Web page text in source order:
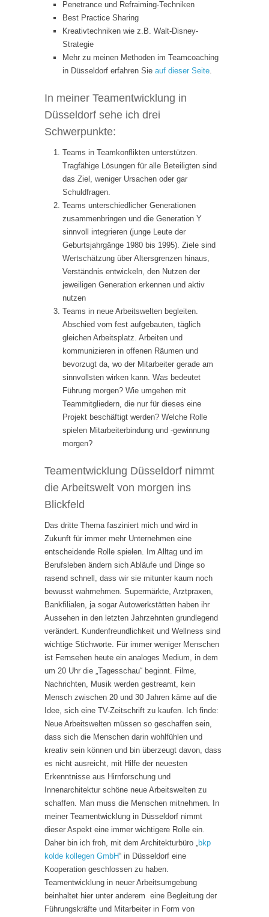
Penetrance und Refraiming-Techniken
Best Practice Sharing
Kreativtechniken wie z.B. Walt-Disney-
Strategie
Mehr zu meinen Methoden im Teamcoaching
in Düsseldorf erfahren Sie auf dieser Seite.
In meiner Teamentwicklung in
Düsseldorf sehe ich drei
Schwerpunkte:
Teams in Teamkonflikten unterstützen.
Tragfähige Lösungen für alle Beteiligten sind
das Ziel, weniger Ursachen oder gar
Schuldfragen.
Teams unterschiedlicher Generationen
zusammenbringen und die Generation Y
sinnvoll integrieren (junge Leute der
Geburtsjahrgänge 1980 bis 1995). Ziele sind
Wertschätzung über Altersgrenzen hinaus,
Verständnis entwickeln, den Nutzen der
jeweiligen Generation erkennen und aktiv
nutzen
Teams in neue Arbeitswelten begleiten.
Abschied vom fest aufgebauten, täglich
gleichen Arbeitsplatz. Arbeiten und
kommunizieren in offenen Räumen und
bevorzugt da, wo der Mitarbeiter gerade am
sinnvollsten wirken kann. Was bedeutet
Führung morgen? Wie umgehen mit
Teammitgliedern, die nur für dieses eine
Projekt beschäftigt werden? Welche Rolle
spielen Mitarbeiterbindung und -gewinnung
morgen?
Teamentwicklung Düsseldorf nimmt
die Arbeitswelt von morgen ins
Blickfeld
Das dritte Thema fasziniert mich und wird in
Zukunft für immer mehr Unternehmen eine
entscheidende Rolle spielen. Im Alltag und im
Berufsleben ändern sich Abläufe und Dinge so
rasend schnell, dass wir sie mitunter kaum noch
bewusst wahrnehmen. Supermärkte, Arztpraxen,
Bankfilialen, ja sogar Autowerkstätten haben ihr
Aussehen in den letzten Jahrzehnten grundlegend
verändert. Kundenfreundlichkeit und Wellness sind
wichtige Stichworte. Für immer weniger Menschen
ist Fernsehen heute ein analoges Medium, in dem
um 20 Uhr die „Tagesschau“ beginnt. Filme,
Nachrichten, Musik werden gestreamt, kein
Mensch zwischen 20 und 30 Jahren käme auf die
Idee, sich eine TV-Zeitschrift zu kaufen. Ich finde:
Neue Arbeitswelten müssen so geschaffen sein,
dass sich die Menschen darin wohlfühlen und
kreativ sein können und bin überzeugt davon, dass
es nicht ausreicht, mit Hilfe der neuesten
Erkenntnisse aus Hirnforschung und
Innenarchitektur schöne neue Arbeitswelten zu
schaffen. Man muss die Menschen mitnehmen. In
meiner Teamentwicklung in Düsseldorf nimmt
dieser Aspekt eine immer wichtigere Rolle ein.
Daher bin ich froh, mit dem Architekturbüro „bkp
kolde kollegen GmbH“ in Düsseldorf eine
Kooperation geschlossen zu haben.
Teamentwicklung in neuer Arbeitsumgebung
beinhaltet hier unter anderem eine Begleitung der
Führungskräfte und Mitarbeiter in Form von